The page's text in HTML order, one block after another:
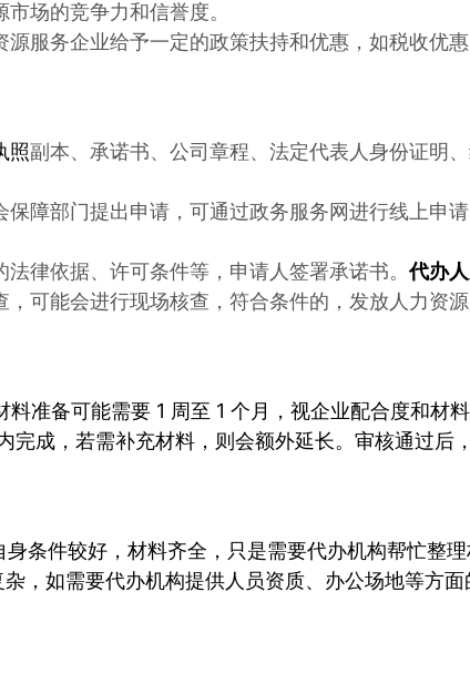
场的竞争力和信誉度。
服务企业给予一定的政策扶持和优惠，如税收优惠
照副本、承诺书、公司章程、法定代表人身份证明
障部门提出申请，可通过政务服务网进行线上申
律依据、许可条件等，申请人签署承诺书。
，可能会进行现场核查，符合条件的，发放人力资
代办
准备可能需要 1 周至 1 个月，视企业配合度和材料
完成，若需补充材料，则会额外延长。审核通过后
条件较好，材料齐全，只是需要代办机构帮忙整理
，如需要代办机构提供人员资质、办公场地等方